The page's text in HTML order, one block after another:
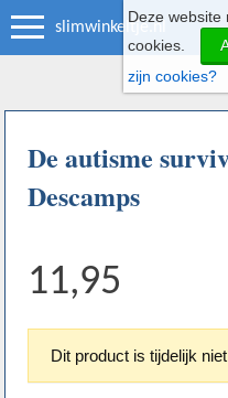
slimwinkeltje.nl
De autisme
Descamps
11,95
Dit product is tijdelijk
Deze website
cookies.
zijn cookies?